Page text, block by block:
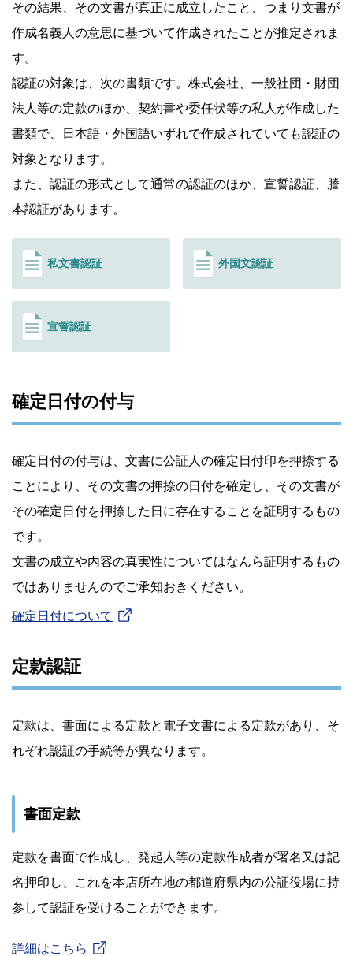
その結果、その文書が真正に成立したこと、つまり文書が
作成名義人の意思に基づいて作成されたことが推定されま
す。
認証の対象は、次の書類です。株式会社、一般社団・財団
法人等の定款のほか、契約書や委任状等の私人が作成した
書類で、日本語・外国語いずれで作成されていても認証の
対象となります。
また、認証の形式として通常の認証のほか、宣誓認証、謄
本認証があります。
私文書認証 外国文認証
宣誓認証
確定日付の付与
確定日付の付与は、文書に公証人の確定日付印を押捺する
ことにより、その文書の押捺の日付を確定し、その文書が
その確定日付を押捺した日に存在することを証明するもの
です。
文書の成立や内容の真実性についてはなんら証明するもの
ではありませんのでご承知おきください。
確定日付について
定款認証
定款は、書面による定款と電子文書による定款があり、そ
れぞれ認証の手続等が異なります。
書面定款
定款を書面で作成し、発起人等の定款作成者が署名又は記
名押印し、これを本店所在地の都道府県内の公証役場に持
参して認証を受けることができます。
詳細はこちら